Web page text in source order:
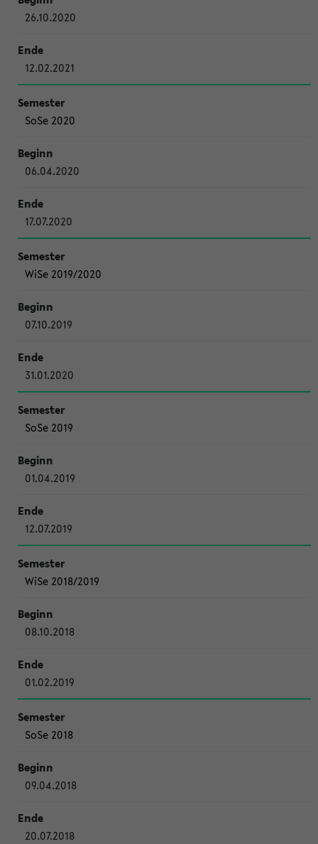
26.10.2020
12.02.2021
SoSe 2020
06.04.2020
17.07.2020
WiSe 2019/2020
07.10.2019
31.01.2020
SoSe 2019
01.04.2019
12.07.2019
WiSe 2018/2019
08.10.2018
01.02.2019
SoSe 2018
09.04.2018
20.07.2018